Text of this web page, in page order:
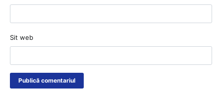
Sit web